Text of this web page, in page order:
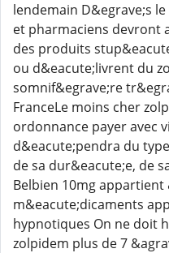
lendemain D&egrave;s
et pharmaciens devront
des produits
ou d&eacute;livrent du
somnif&egrave;re
FranceLe moins cher
ordonnance payer avec
d&eacute;pendra du
de sa dur&eacute;e, de
Belbien 10mg appartient
m&eacute;dicaments
hypnotiques On ne doit
zolpidem plus de 7